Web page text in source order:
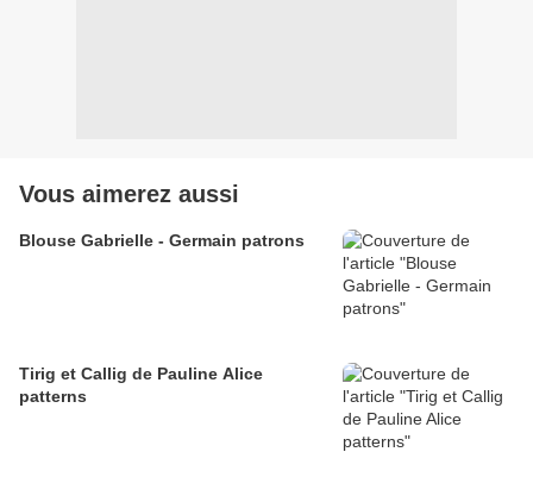
Vous aimerez aussi
Blouse Gabrielle - Germain patrons
Tirig et Callig de Pauline Alice
patterns